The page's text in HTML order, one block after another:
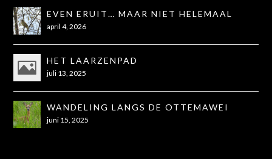
EVEN ERUIT… MAAR NIET HELEMAAL
ZOALS GEHOOPT
april 4, 2026
HET LAARZENPAD
juli 13, 2025
WANDELING LANGS DE OTTEMAWEI
juni 15, 2025